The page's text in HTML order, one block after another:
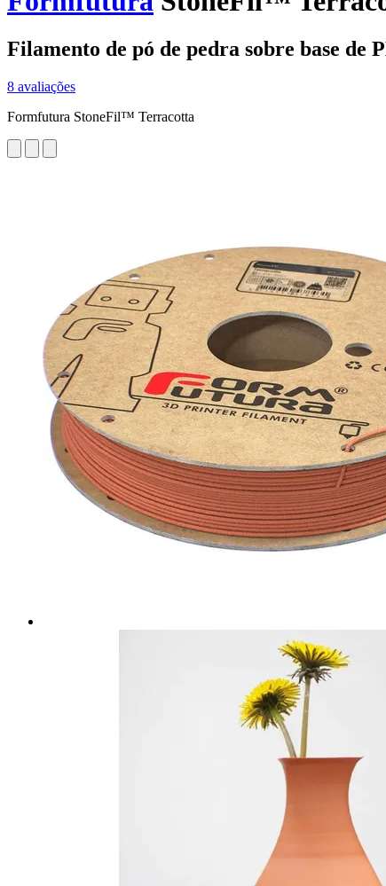
Filamento de pó de pedra sobre base de
8 avaliações
Formfutura StoneFil™ Terracotta